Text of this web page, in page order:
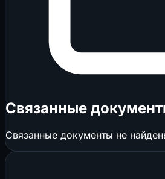
Связанные
Связанные документы не